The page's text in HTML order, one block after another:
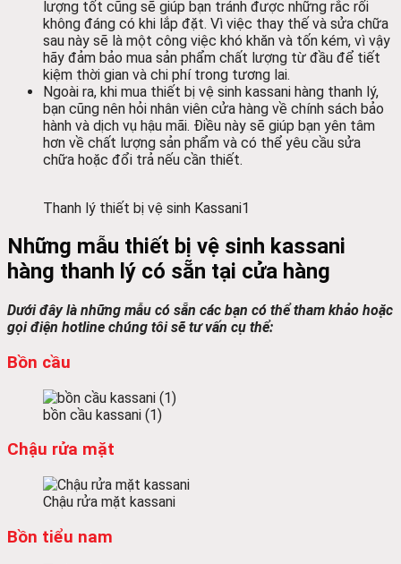
lượng tốt cũng sẽ giúp bạn tránh được những rắc rối
không đáng có khi lắp đặt. Vì việc thay thế và sửa chữa
sau này sẽ là một công việc khó khăn và tốn kém, vì vậy
hãy đảm bảo mua sản phẩm chất lượng từ đầu để tiết
kiệm thời gian và chi phí trong tương lai.
Ngoài ra, khi mua thiết bị vệ sinh kassani hàng thanh lý,
bạn cũng nên hỏi nhân viên cửa hàng về chính sách bảo
hành và dịch vụ hậu mãi. Điều này sẽ giúp bạn yên tâm
hơn về chất lượng sản phẩm và có thể yêu cầu sửa
chữa hoặc đổi trả nếu cần thiết.
Thanh lý thiết bị vệ sinh Kassani1
Những mẫu thiết bị vệ sinh kassani
hàng thanh lý có sẵn tại cửa hàng
Dưới đây là những mẫu có sẵn các bạn có thể tham khảo hoặc
gọi điện hotline chúng tôi sẽ tư vấn cụ thể:
Bồn cầu
bồn cầu kassani (1)
Chậu rửa mặt
Chậu rửa mặt kassani
Bồn tiểu nam